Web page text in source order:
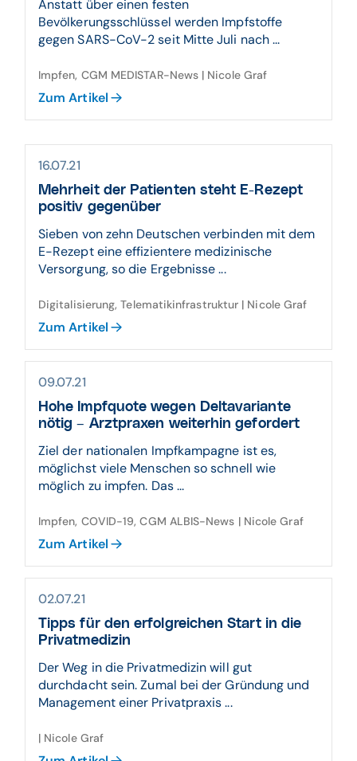
Anstatt über einen festen
Bevölkerungsschlüssel werden Impfstoffe
gegen SARS-CoV-2 seit Mitte Juli nach ...
Impfen, CGM MEDISTAR-News | Nicole Graf
Zum Artikel
16.07.21
Mehrheit der Patienten steht E-Rezept
positiv gegenüber
Sieben von zehn Deutschen verbinden mit dem
E-Rezept eine effizientere medizinische
Versorgung, so die Ergebnisse ...
Digitalisierung, Telematikinfrastruktur | Nicole Graf
Zum Artikel
09.07.21
Hohe Impfquote wegen Deltavariante
nötig – Arztpraxen weiterhin gefordert
Ziel der nationalen Impfkampagne ist es,
möglichst viele Menschen so schnell wie
möglich zu impfen. Das ...
Impfen, COVID-19, CGM ALBIS-News | Nicole Graf
Zum Artikel
02.07.21
Tipps für den erfolgreichen Start in die
Privatmedizin
Der Weg in die Privatmedizin will gut
durchdacht sein. Zumal bei der Gründung und
Management einer Privatpraxis ...
| Nicole Graf